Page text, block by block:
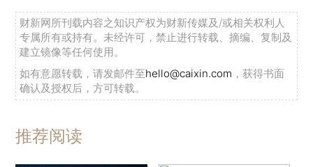
财新网所刊载内容之知识产权为财新传媒及/或相关权利人
专属所有或持有。未经许可，禁止进行转载、摘编、复制及
建立镜像等任何使用。
如有意愿转载，请发邮件至hello@caixin.com ，获得书面
确认及授权后，方可转载。
推荐阅读